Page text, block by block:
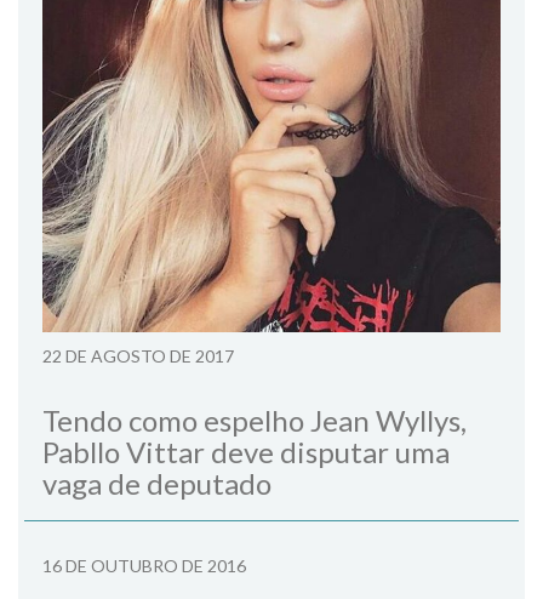
22 DE AGOSTO DE 2017
Tendo como espelho Jean Wyllys,
Pabllo Vittar deve disputar uma
vaga de deputado
16 DE OUTUBRO DE 2016